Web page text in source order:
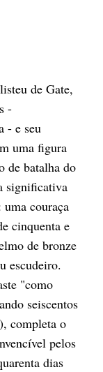
de Gate,
-
- e seu
uma figura
de batalha do
significativa
uma couraça
cinquenta e
de bronze
escudeiro.
"como
seiscentos
completa o
pelos
dias